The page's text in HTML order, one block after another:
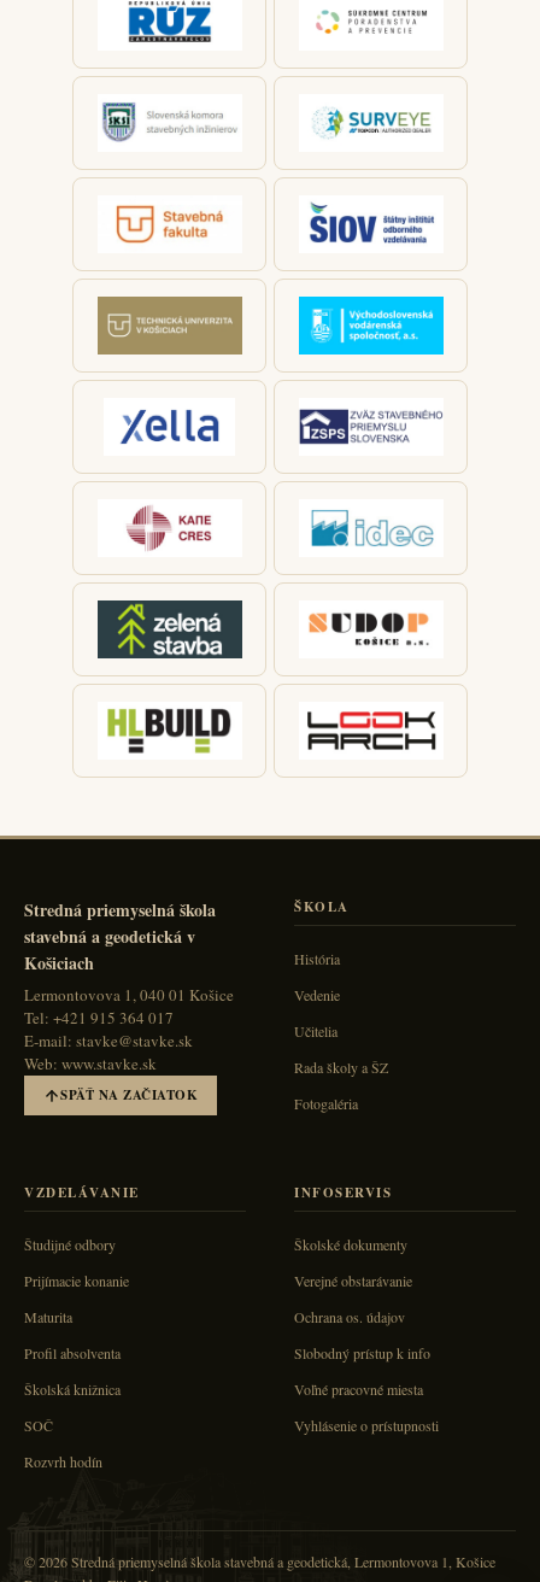
Stredná priemyselná škola
stavebná a geodetická v
Košiciach
Lermontovova 1, 040 01 Košice
Tel: +421 915 364 017
E-mail: stavke@stavke.sk
Web: www.stavke.sk
SPÄŤ NA ZAČIATOK
ŠKOLA
História
Vedenie
Učitelia
Rada školy a ŠZ
Fotogaléria
VZDELÁVANIE
Študijné odbory
Prijímacie konanie
Maturita
Profil absolventa
Školská knižnica
SOČ
Rozvrh hodín
INFOSERVIS
Školské dokumenty
Verejné obstarávanie
Ochrana os. údajov
Slobodný prístup k info
Voľné pracovné miesta
Vyhlásenie o prístupnosti
© 2026 Stredná priemyselná škola stavebná a geodetická, Lermontovova 1, Košice